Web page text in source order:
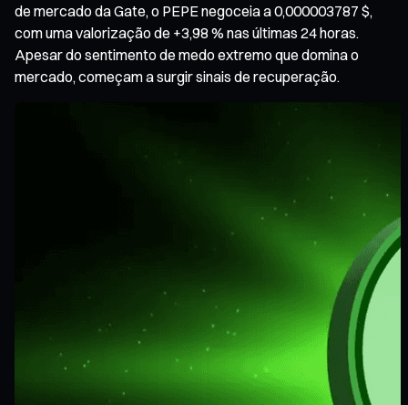
de mercado da Gate, o PEPE negoceia a 0,000003787 $,
com uma valorização de +3,98 % nas últimas 24 horas.
Apesar do sentimento de medo extremo que domina o
mercado, começam a surgir sinais de recuperação.